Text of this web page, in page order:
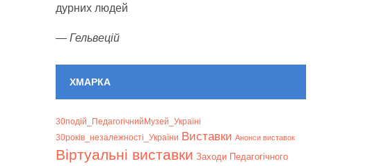
дурних людей
— Гельвецій
ХМАРКА
30подій_ПедагогічнийМузей_Україні
30років_незалежності_України Bиставки Анонси виставок
Віртуальні виставки Заходи Педагогічного